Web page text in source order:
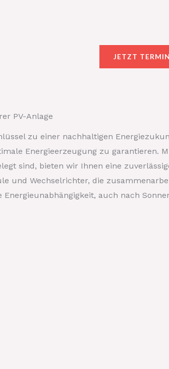
JETZT
PV-Anlage
zu einer nachhaltigen
Energieerzeugung zu garantieren.
sind, bieten wir Ihnen eine
und Wechselrichter, die
auch nach